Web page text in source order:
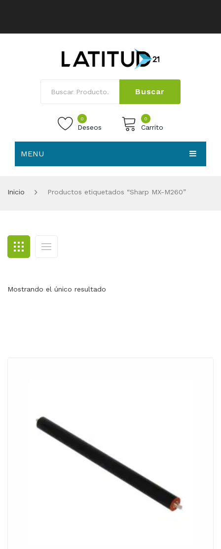
Buscar
0
Deseos
0
Carrito
MENU
BLOG
CONTACTO
Inicio Productos etiquetados “Sharp MX-M260”
Mostrando el único resultado